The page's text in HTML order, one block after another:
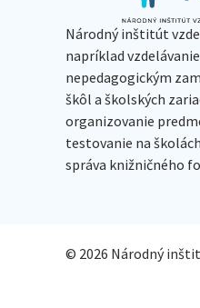
Národný inštitút
napríklad
nepedagogickým
škôl a školských
organizovanie
testovanie na
správa knižničného
© 2026 Národný